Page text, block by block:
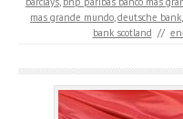
mas grande mundo,deutsche bank,
bank scotland //